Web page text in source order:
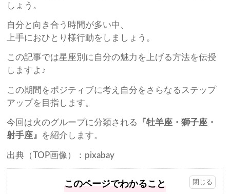
しょう。
自分と向き合う時間が多い中、
上手におひとり様行動をしましょう。
この記事では星座別に自分の魅力を上げる方法を伝授
しますよ♪
この期間をポジティブに考え自分をさらなるステップ
アップを目指します。
今回は火のグループに分類される
『牡羊座・獅子座・
射手座』 を紹介します。
出典（TOP画像）：pixabay
このページでわかること